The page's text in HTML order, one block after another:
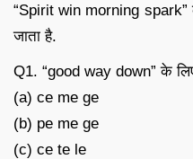
“Spirit win morning
जाता है.
Q1. “good way down” के
(a) ce me ge
(b) pe me ge
(c) ce te le